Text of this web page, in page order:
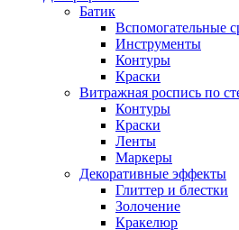
Батик
Вспомогательные
Инструменты
Контуры
Краски
Витражная роспись по
Контуры
Краски
Ленты
Маркеры
Декоративные эффекты
Глиттер и блестки
Золочение
Кракелюр